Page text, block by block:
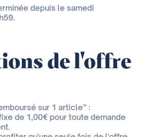
depuis le samedi
de l'offre
sur 1 article” :
de 1,00€ pour toute demande